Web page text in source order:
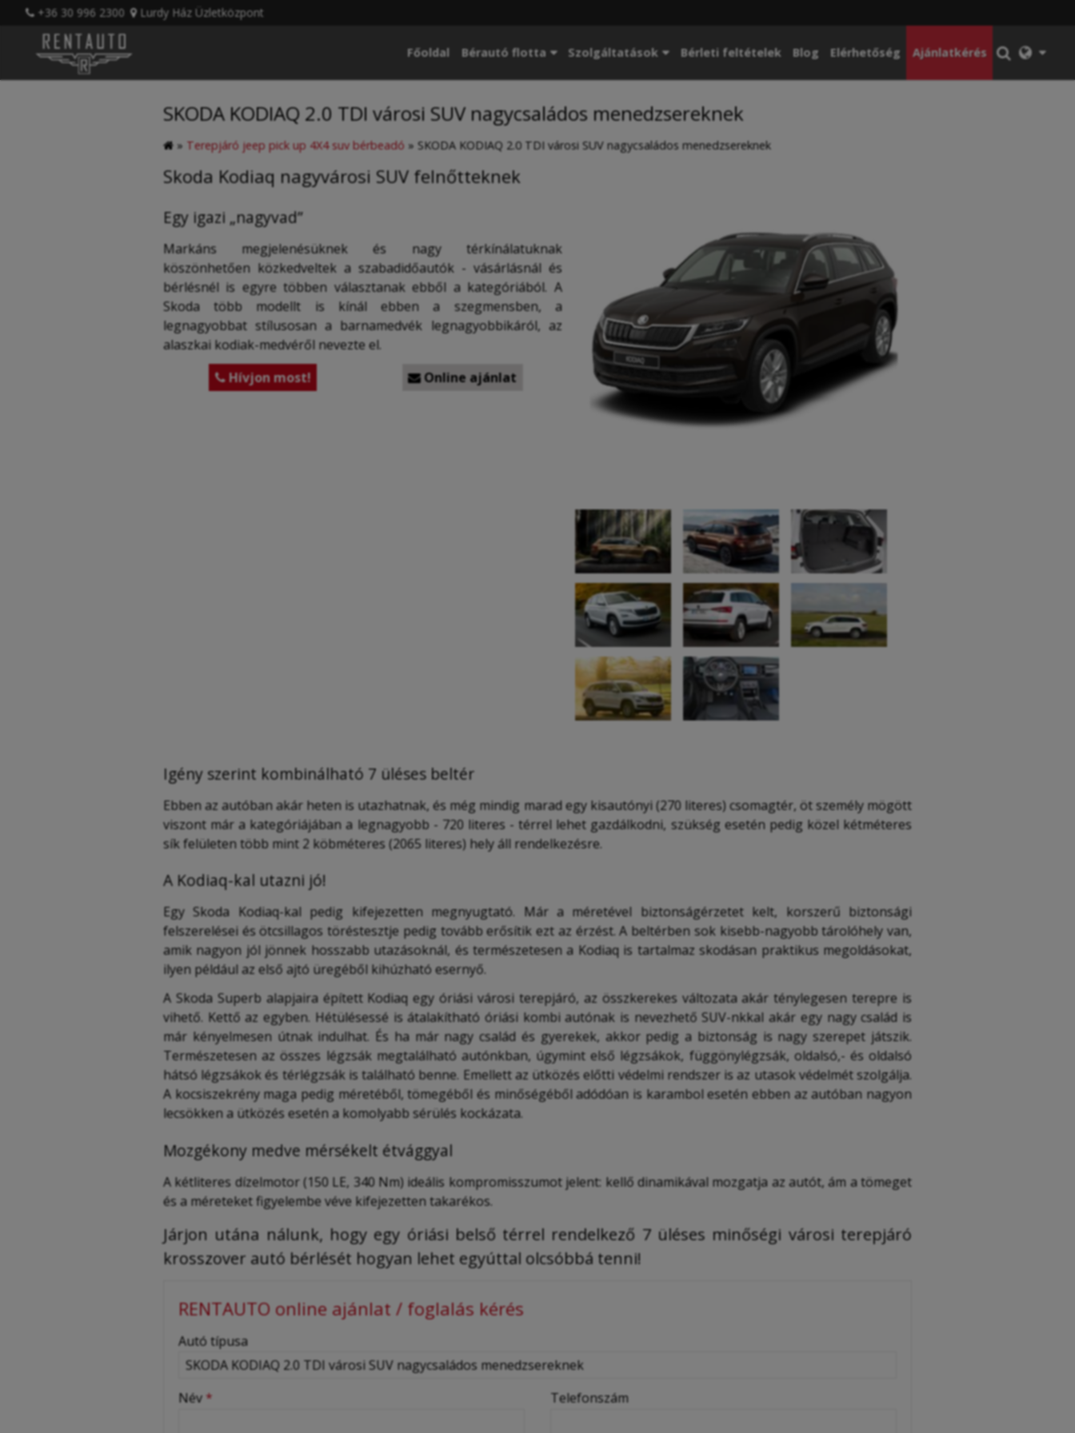
+36 30 996 2300 Lurdy Ház Üzletközpont
Főoldal Bérautó flotta Szolgáltatások Bérleti feltételek Blog Elérhetőség Ajánlatkérés
SKODA KODIAQ 2.0 TDI városi SUV nagycsaládos menedzsereknek
» Terepjáró jeep pick up 4X4 suv bérbeadó » SKODA KODIAQ 2.0 TDI városi SUV nagycsaládos menedzsereknek
Skoda Kodiaq nagyvárosi SUV felnőtteknek
Egy igazi „nagyvad”
Markáns megjelenésüknek és nagy térkínálatuknak
köszönhetően közkedveltek a szabadidőautók - vásárlásnál és
bérlésnél is egyre többen választanak ebből a kategóriából. A
Skoda több modellt is kínál ebben a szegmensben, a
legnagyobbat stílusosan a barnamedvék legnagyobbikáról, az
alaszkai kodiak-medvéről nevezte el.
Hívjon most! Online ajánlat
Igény szerint kombinálható 7 üléses beltér
Ebben az autóban akár heten is utazhatnak, és még mindig marad egy kisautónyi (270 literes) csomagtér, öt személy mögött
viszont már a kategóriájában a legnagyobb - 720 literes - térrel lehet gazdálkodni, szükség esetén pedig közel kétméteres
sík felületen több mint 2 köbméteres (2065 literes) hely áll rendelkezésre.
A Kodiaq-kal utazni jó!
Egy Skoda Kodiaq-kal pedig kifejezetten megnyugtató. Már a méretével biztonságérzetet kelt, korszerű biztonsági
felszerelései és ötcsillagos töréstesztje pedig tovább erősítik ezt az érzést. A beltérben sok kisebb-nagyobb tárolóhely van,
amik nagyon jól jönnek hosszabb utazásoknál, és természetesen a Kodiaq is tartalmaz skodásan praktikus megoldásokat,
ilyen például az első ajtó üregéből kihúzható esernyő.
A Skoda Superb alapjaira épített Kodiaq egy óriási városi terepjáró, az összkerekes változata akár ténylegesen terepre is
vihető. Kettő az egyben. Hétülésessé is átalakítható óriási kombi autónak is nevezhető SUV-nkkal akár egy nagy család is
már kényelmesen útnak indulhat. És ha már nagy család és gyerekek, akkor pedig a biztonság is nagy szerepet játszik.
Természetesen az összes légzsák megtalálható autónkban, úgymint első légzsákok, függönylégzsák, oldalsó,- és oldalsó
hátsó légzsákok és térlégzsák is található benne. Emellett az ütközés előtti védelmi rendszer is az utasok védelmét szolgálja.
A kocsiszekrény maga pedig méretéből, tömegéből és minőségéből adódóan is karambol esetén ebben az autóban nagyon
lecsökken a ütközés esetén a komolyabb sérülés kockázata.
Mozgékony medve mérsékelt étvággyal
A kétliteres dízelmotor (150 LE, 340 Nm) ideális kompromisszumot jelent: kellő dinamikával mozgatja az autót, ám a tömeget
és a méreteket figyelembe véve kifejezetten takarékos.
Járjon utána nálunk, hogy egy óriási belső térrel rendelkező 7 üléses minőségi városi terepjáró
krosszover autó bérlését hogyan lehet egyúttal olcsóbbá tenni!
RENTAUTO online ajánlat / foglalás kérés
-
Autó típusa
Név * Telefonszám